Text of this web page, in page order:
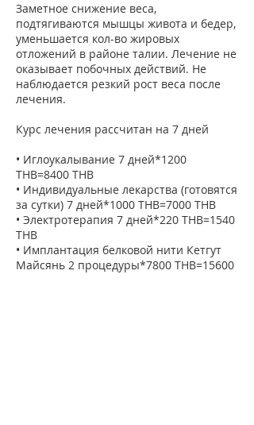
Заметное снижение веса,
подтягиваются мышцы живота и бедер,
уменьшается кол-во жировых
отложений в районе талии. Лечение не
оказывает побочных действий. Не
наблюдается резкий рост веса после
лечения.
Курс лечения рассчитан на 7 дней
• Иглоукалывание 7 дней*1200
THB=8400 THB
• Индивидуальные лекарства (готовятся
за сутки) 7 дней*1000 THB=7000 THB
• Электротерапия 7 дней*220 THB=1540
THB
• Имплантация белковой нити Кетгут
Майсянь 2 процедуры*7800 THB=15600